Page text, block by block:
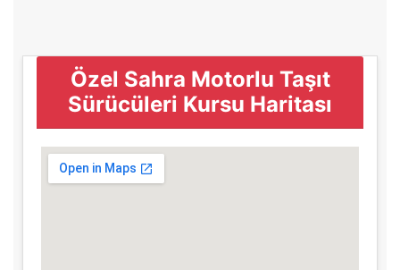
Özel Sahra Motorlu Taşıt
Sürücüleri Kursu Haritası